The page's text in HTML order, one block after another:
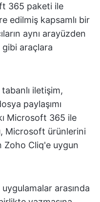
365 paketi ile
edilmiş kapsamlı bir
aynı arayüzden
araçlara
iletişim,
paylaşımı
Microsoft 365 ile
Microsoft ürünlerini
Zoho Cliq'e uygun
uygulamalar arasında